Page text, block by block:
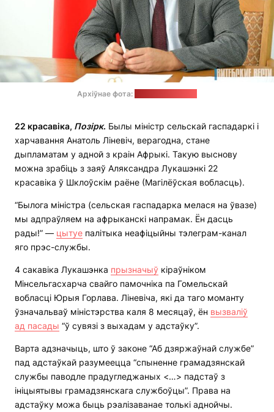
Архіўнае фота:
22 красавіка, Позірк. Былы міністр сельскай гаспадаркі і
харчавання Анатоль Ліневіч, верагодна, стане
дыпламатам у адной з краін Афрыкі. Такую выснову
можна зрабіць з заяў Аляксандра Лукашэнкі 22
красавіка ў Шклоўскім раёне (Магілёўская вобласць).
“Былога міністра (сельская гаспадарка мелася на ўвазе)
мы адпраўляем на афрыканскі напрамак. Ён дасць
рады!” — цытуе палітыка неафіцыйны тэлеграм-канал
яго прэс-службы.
4 сакавіка Лукашэнка прызначыў кіраўніком
Мінсельгасхарча свайго памочніка па Гомельскай
вобласці Юрыя Горлава. Ліневіча, які да таго моманту
ўзначальваў міністэрства каля 8 месяцаў, ён вызваліў
ад пасады “ў сувязі з выхадам у адстаўку”.
Варта адзначыць, што ў законе “Аб дзяржаўнай службе”
пад адстаўкай разумеецца “спыненне грамадзянскай
службы паводле прадугледжаных <…> падстаў з
ініцыятывы грамадзянскага службоўцы”. Права на
адстаўку можа быць рэалізаванае толькі аднойчы.